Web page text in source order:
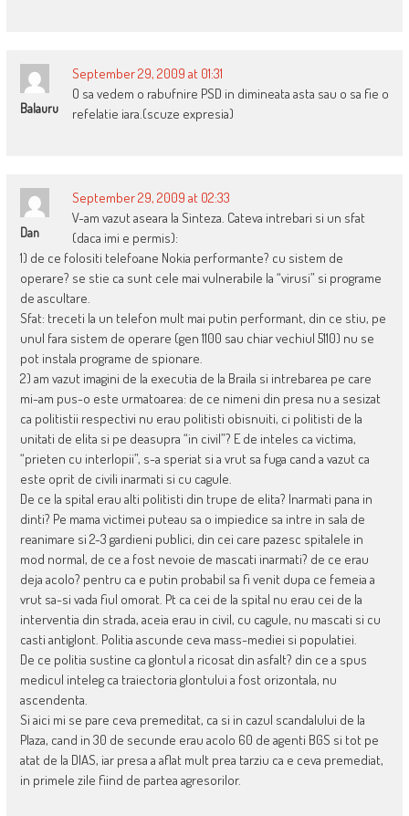
Balauru
September 29, 2009 at 01:31
O sa vedem o rabufnire PSD in dimineata asta sau o sa fie o
refelatie iara.(scuze expresia)
Dan
September 29, 2009 at 02:33
V-am vazut aseara la Sinteza. Cateva intrebari si un sfat
(daca imi e permis):
1) de ce folositi telefoane Nokia performante? cu sistem de
operare? se stie ca sunt cele mai vulnerabile la “virusi” si programe
de ascultare.
Sfat: treceti la un telefon mult mai putin performant, din ce stiu, pe
unul fara sistem de operare (gen 1100 sau chiar vechiul 5110) nu se
pot instala programe de spionare.
2) am vazut imagini de la executia de la Braila si intrebarea pe care
mi-am pus-o este urmatoarea: de ce nimeni din presa nu a sesizat
ca politistii respectivi nu erau politisti obisnuiti, ci politisti de la
unitati de elita si pe deasupra “in civil”? E de inteles ca victima,
“prieten cu interlopii”, s-a speriat si a vrut sa fuga cand a vazut ca
este oprit de civili inarmati si cu cagule.
De ce la spital erau alti politisti din trupe de elita? Inarmati pana in
dinti? Pe mama victimei puteau sa o impiedice sa intre in sala de
reanimare si 2-3 gardieni publici, din cei care pazesc spitalele in
mod normal, de ce a fost nevoie de mascati inarmati? de ce erau
deja acolo? pentru ca e putin probabil sa fi venit dupa ce femeia a
vrut sa-si vada fiul omorat. Pt ca cei de la spital nu erau cei de la
interventia din strada, aceia erau in civil, cu cagule, nu mascati si cu
casti antiglont. Politia ascunde ceva mass-mediei si populatiei.
De ce politia sustine ca glontul a ricosat din asfalt? din ce a spus
medicul inteleg ca traiectoria glontului a fost orizontala, nu
ascendenta.
Si aici mi se pare ceva premeditat, ca si in cazul scandalului de la
Plaza, cand in 30 de secunde erau acolo 60 de agenti BGS si tot pe
atat de la DIAS, iar presa a aflat mult prea tarziu ca e ceva premediat,
in primele zile fiind de partea agresorilor.